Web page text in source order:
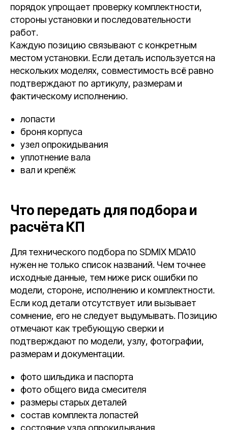
порядок упрощает проверку комплектности,
стороны установки и последовательности
работ.
Каждую позицию связывают с конкретным
местом установки. Если деталь используется на
нескольких моделях, совместимость всё равно
подтверждают по артикулу, размерам и
фактическому исполнению.
лопасти
броня корпуса
узел опрокидывания
уплотнение вала
вал и крепёж
Что передать для подбора и
расчёта КП
Для технического подбора по SDMIX MDA10
нужен не только список названий. Чем точнее
исходные данные, тем ниже риск ошибки по
модели, стороне, исполнению и комплектности.
Если код детали отсутствует или вызывает
сомнение, его не следует выдумывать. Позицию
отмечают как требующую сверки и
подтверждают по модели, узлу, фотографии,
размерам и документации.
фото шильдика и паспорта
фото общего вида смесителя
размеры старых деталей
состав комплекта лопастей
состояние узла опрокидывания